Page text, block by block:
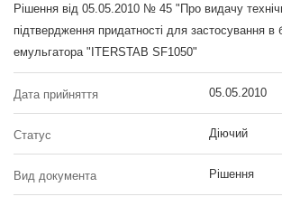
Рішення від 05.05.2010 № 45 "Про видачу
підтвердження придатності для застосування в
емульгатора "ITERSTAB SF1050"
Дата прийняття 05.05.2010
Статус Діючий
Вид документа Рішення